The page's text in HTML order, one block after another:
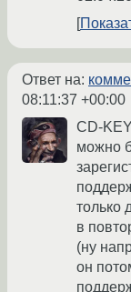
Ответ на:
08:11:37 +00:00
CD-
можно
только
в
(ну
он